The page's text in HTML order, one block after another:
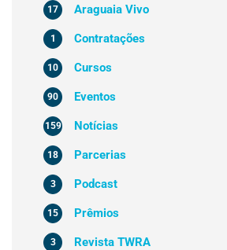
Araguaia Vivo
17
Contratações
1
Cursos
10
Eventos
90
Notícias
159
Parcerias
18
Podcast
3
Prêmios
15
Revista TWRA
3